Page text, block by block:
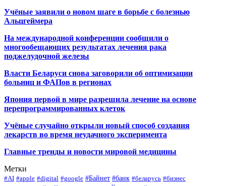
Учёные заявили о новом шаге в борьбе с болезнью
Альцгеймера
На международной конференции сообщили о
многообещающих результатах лечения рака
поджелудочной железы
Власти Беларуси снова заговорили об оптимизации
больниц и ФАПов в регионах
Япония первой в мире разрешила лечение на основе
перепрограммированных клеток
Учёные случайно открыли новый способ создания
лекарств во время неудачного эксперимента
Главные тренды и новости мировой медицины
Метки
#AI #apple #digital #google #Байнет #банк #беларусь #бизнес